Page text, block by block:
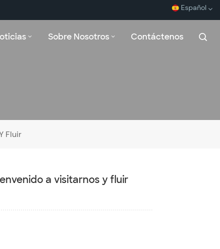
Español
بالعربية
Sobre Nosotros Contáctenos
Fluir
a visitarnos y fluir